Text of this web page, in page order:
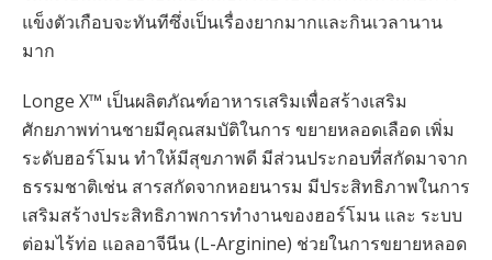
แข็งตัวเกือบจะทันทีซึ่งเป็นเรื่องยากมากและกินเวลานาน
มาก
Longe X™ เป็นผลิตภัณฑ์อาหารเสริมเพื่อสร้างเสริม
ศักยภาพท่านชายมีคุณสมบัติในการ ขยายหลอดเลือด เพิ่ม
ระดับฮอร์โมน ทำให้มีสุขภาพดี มีส่วนประกอบที่สกัดมาจาก
ธรรมชาติเช่น สารสกัดจากหอยนารม มีประสิทธิภาพในการ
เสริมสร้างประสิทธิภาพการทำงานของฮอร์โมน และ ระบบ
ต่อมไร้ท่อ แอลอาจีนีน (L-Arginine) ช่วยในการขยายหลอด